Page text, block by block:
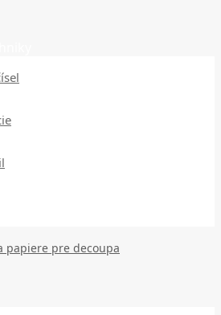
papiere pre decoupa